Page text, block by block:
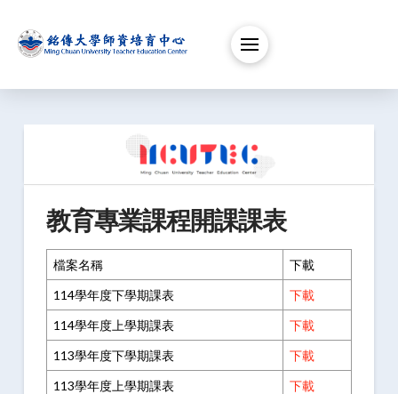
教育專業課程開課課表
檔案名稱
下載
114學年度下學期課表
下載
114學年度上學期課表
下載
113學年度下學期課表
下載
113學年度上學期課表
下載